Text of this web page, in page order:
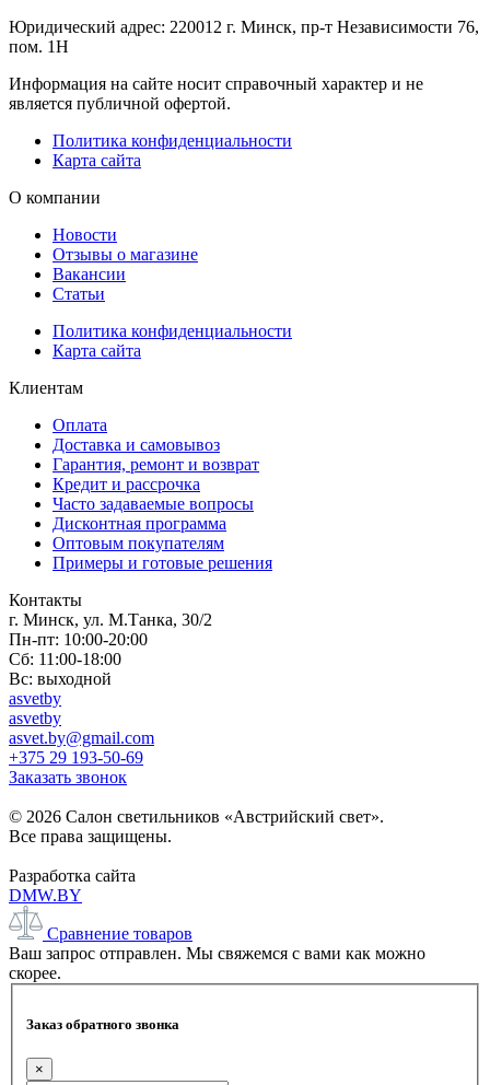
Юридический адрес: 220012 г. Минск, пр-т Независимости 76,
пом. 1Н
Информация на сайте носит справочный характер и не
является публичной офертой.
Политика конфиденциальности
Карта сайта
О компании
Новости
Отзывы о магазине
Вакансии
Статьи
Политика конфиденциальности
Карта сайта
Клиентам
Оплата
Доставка и самовывоз
Гарантия, ремонт и возврат
Кредит и рассрочка
Часто задаваемые вопросы
Дисконтная программа
Оптовым покупателям
Примеры и готовые решения
Контакты
г. Минск, ул. М.Танка, 30/2
Пн-пт: 10:00-20:00
Сб: 11:00-18:00
Вс: выходной
asvetby
asvetby
asvet.by@gmail.com
+375 29 193-50-69
Заказать звонок
© 2026 Салон светильников «Австрийский свет».
Все права защищены.
Разработка сайта
DMW.BY
Сравнение товаров
Ваш запрос отправлен. Мы свяжемся с вами как можно
скорее.
Заказ обратного звонка
×